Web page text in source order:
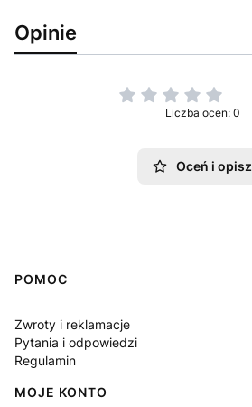
Opinie
Liczba ocen: 0
Oceń i opisz
Linki w stopce
POMOC
Zwroty i reklamacje
Pytania i odpowiedzi
Regulamin
MOJE KONTO